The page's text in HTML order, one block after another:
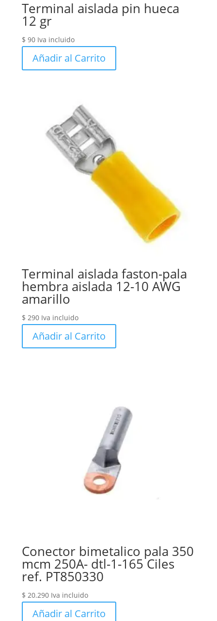
Terminal aislada pin hueca
12 gr
$ 90 Iva incluido
Añadir al Carrito
Terminal aislada faston-pala
hembra aislada 12-10 AWG
amarillo
$ 290 Iva incluido
Añadir al Carrito
Conector bimetalico pala 350
mcm 250A- dtl-1-165 Ciles
ref. PT850330
$ 20.290 Iva incluido
Añadir al Carrito